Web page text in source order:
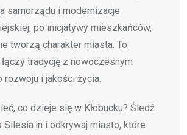
samorządu i modernizacje
po inicjatywy mieszkańców,
tworzą charakter miasta. To
tradycję z nowoczesnym
rozwoju i jakości życia.
co dzieje się w Kłobucku? Śledź
Silesia.in i odkrywaj miasto, które